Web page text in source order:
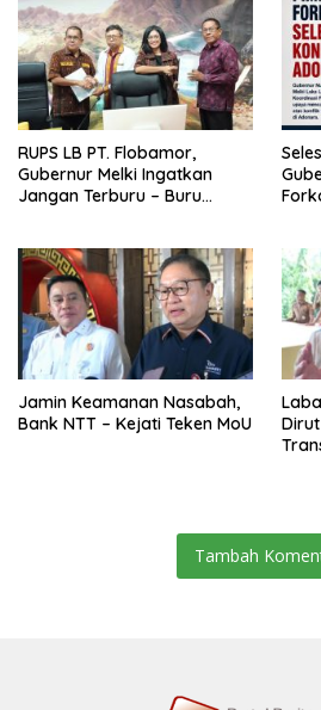
RUPS LB PT. Flobamor,
Gubernur Melki Ingatkan
Jangan Terburu – Buru
Jamin Keamanan Nasabah,
Bank NTT – Kejati Teken MoU
Tambah